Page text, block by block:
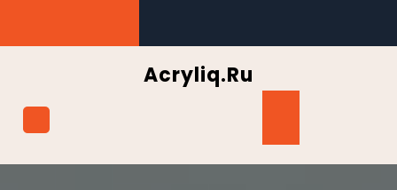
содержимому
Acryliq.ru